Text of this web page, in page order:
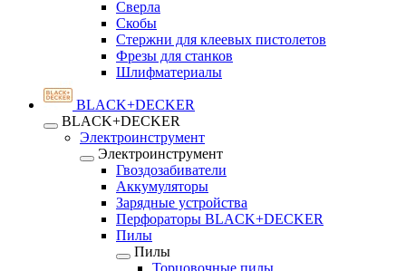
Сверла
Скобы
Стержни для клеевых пистолетов
Фрезы для станков
Шлифматериалы
BLACK+DECKER
BLACK+DECKER
Электроинструмент
Электроинструмент
Гвоздозабиватели
Аккумуляторы
Зарядные устройства
Перфораторы BLACK+DECKER
Пилы
Пилы
Торцовочные пилы